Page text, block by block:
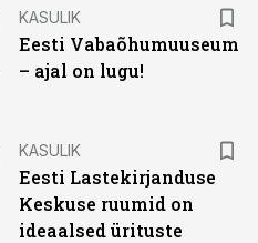
KASULIK
Eesti Vabaõhumuuseum
– ajal on lugu!
KASULIK
Eesti Lastekirjanduse
Keskuse ruumid on
ideaalsed ürituste